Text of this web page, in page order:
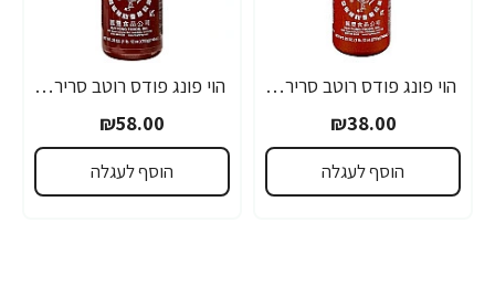
הוי פונג פודס רוטב סריראצ'ה פלפל צ'ילי חריף 435 גרם - מבית HUY FONG FOODS
₪38.00
הוסף לעגלה
הוי פונג פודס רוטב סריראצ'ה פלפל צ'ילי חריף 793 גרם - מבית HUY FONG FOODS
₪58.00
הוסף לעגלה